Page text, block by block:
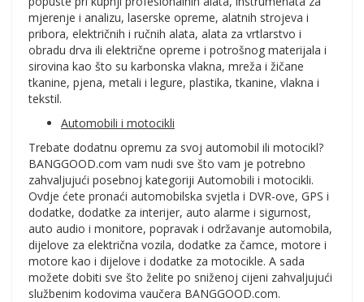
mjerenje i analizu, laserske opreme, alatnih strojeva i
pribora, električnih i ručnih alata, alata za vrtlarstvo i
obradu drva ili električne opreme i potrošnog materijala i
sirovina kao što su karbonska vlakna, mreža i žičane
tkanine, pjena, metali i legure, plastika, tkanine, vlakna i
tekstil.
Automobili i motocikli
Trebate dodatnu opremu za svoj automobil ili motocikl?
BANGGOOD.com vam nudi sve što vam je potrebno
zahvaljujući posebnoj kategoriji Automobili i motocikli.
Ovdje ćete pronaći automobilska svjetla i DVR-ove, GPS i
dodatke, dodatke za interijer, auto alarme i sigurnost,
auto audio i monitore, popravak i održavanje automobila,
dijelove za električna vozila, dodatke za čamce, motore i
motore kao i dijelove i dodatke za motocikle. A sada
možete dobiti sve što želite po sniženoj cijeni zahvaljujući
službenim kodovima vaučera BANGGOOD.com.